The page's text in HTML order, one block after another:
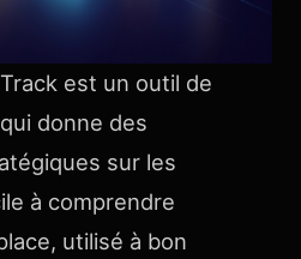
est un outil de
donne des
sur les
à comprendre
utilisé à bon